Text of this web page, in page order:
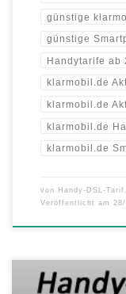
günstige
günstige
Handytarife ab
klarmobil.de
klarmobil.de
klarmobil.de
klarmobil.de
von Handy-DSL-
Veröffentlicht am